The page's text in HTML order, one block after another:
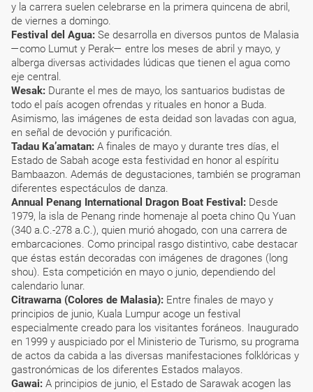
y la carrera suelen celebrarse en la primera quincena de abril,
de viernes a domingo.
Festival del Agua: Se desarrolla en diversos puntos de Malasia
—como Lumut y Perak— entre los meses de abril y mayo, y
alberga diversas actividades lúdicas que tienen el agua como
eje central.
Wesak: Durante el mes de mayo, los santuarios budistas de
todo el país acogen ofrendas y rituales en honor a Buda.
Asimismo, las imágenes de esta deidad son lavadas con agua,
en señal de devoción y purificación.
Tadau Ka’amatan: A finales de mayo y durante tres días, el
Estado de Sabah acoge esta festividad en honor al espíritu
Bambaazon. Además de degustaciones, también se programan
diferentes espectáculos de danza.
Annual Penang International Dragon Boat Festival: Desde
1979, la isla de Penang rinde homenaje al poeta chino Qu Yuan
(340 a.C.-278 a.C.), quien murió ahogado, con una carrera de
embarcaciones. Como principal rasgo distintivo, cabe destacar
que éstas están decoradas con imágenes de dragones (long
shou). Esta competición en mayo o junio, dependiendo del
calendario lunar.
Citrawarna (Colores de Malasia): Entre finales de mayo y
principios de junio, Kuala Lumpur acoge un festival
especialmente creado para los visitantes foráneos. Inaugurado
en 1999 y auspiciado por el Ministerio de Turismo, su programa
de actos da cabida a las diversas manifestaciones folklóricas y
gastronómicas de los diferentes Estados malayos.
Gawai: A principios de junio, el Estado de Sarawak acogen las